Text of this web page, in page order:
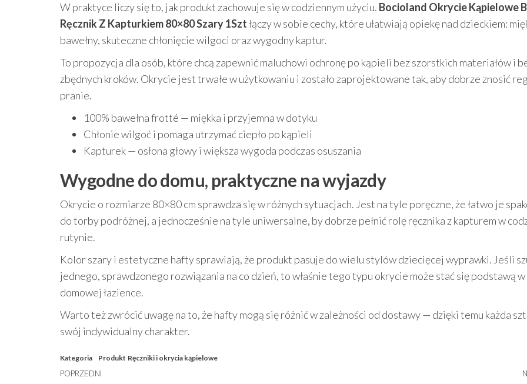
W praktyce liczy się to, jak produkt zachowuje się w codziennym użyciu. Bocioland Okrycie Kąpielowe
Ręcznik Z Kapturkiem 80×80 Szary 1Sztłączy w sobie cechy, które ułatwiają opiekę nad dzieckiem:
bawełny, skuteczne chłonięcie wilgoci oraz wygodny kaptur.
To propozycja dla osób, które chcą zapewnić maluchowi ochronę po kąpieli bez szorstkich materiałów i
zbędnych kroków. Okrycie jest trwałe w użytkowaniu i zostało zaprojektowane tak, aby dobrze znosić
pranie.
100% bawełna frotté — miękka i przyjemna w dotyku
Chłonie wilgoć i pomaga utrzymać ciepło po kąpieli
Kapturek — osłona głowy i większa wygoda podczas osuszania
Wygodne do domu, praktyczne na wyjazdy
Okrycie o rozmiarze 80×80 cm sprawdza się w różnych sytuacjach. Jest na tyle poręczne, że łatwo je
do torby podróżnej, a jednocześnie na tyle uniwersalne, by dobrze pełnić rolę ręcznika z kapturem w
rutynie.
Kolor szary i estetyczne hafty sprawiają, że produkt pasuje do wielu stylów dziecięcej wyprawki. Jeśli
jednego, sprawdzonego rozwiązania na co dzień, to właśnie tego typu okrycie może stać się podstawą w
domowej łazience.
Warto też zwrócić uwagę na to, że hafty mogą się różnić w zależności od dostawy — dzięki temu każda
swój indywidualny charakter.
Kategoria Produkt Ręczniki i okrycia kąpielowe
Nawigacja
Poprzedni
POPRZEDNI